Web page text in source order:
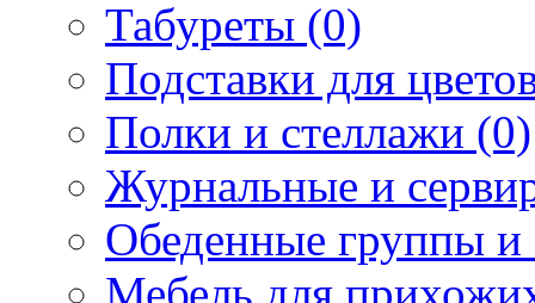
Табуреты (0)
Подставки для
Полки и стеллажи (0)
Журнальные и
Обеденные группы и
Мебель для